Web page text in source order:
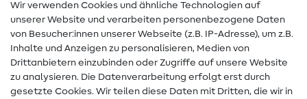
Nähanleitungen
Hilfe & Kontakt
Kontakt
Infos zum Betreiberwechsel
Wir verwenden Cookies und ähnliche Technologien auf
unserer Website und verarbeiten personenbezogene Daten
von Besucher:innen unserer Webseite (z.B. IP-Adresse), um z.B.
Inhalte und Anzeigen zu personalisieren, Medien von
Drittanbietern einzubinden oder Zugriffe auf unsere Website
zu analysieren. Die Datenverarbeitung erfolgt erst durch
gesetzte Cookies. Wir teilen diese Daten mit Dritten, die wir in